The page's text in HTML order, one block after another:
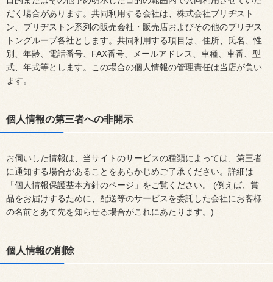
だく場合があります。共同利用する会社は、株式会社ブリヂスト
ン、ブリヂストン系列の販売会社・販売店およびその他のブリヂス
トングループ各社とします。共同利用する項目は、住所、氏名、性
別、年齢、電話番号、FAX番号、メールアドレス、車種、車番、型
式、年式等とします。この場合の個人情報の管理責任は当店が負い
ます。
個人情報の第三者への非開示
お伺いした情報は、当サイトのサービスの種類によっては、第三者
に通知する場合があることをあらかじめご了承ください。詳細は
「個人情報保護基本方針のページ」をご覧ください。 (例えば、賞
品をお届けするために、配送等のサービスを委託した会社にお客様
の名前とあて先を知らせる場合がこれにあたります。)
個人情報の削除